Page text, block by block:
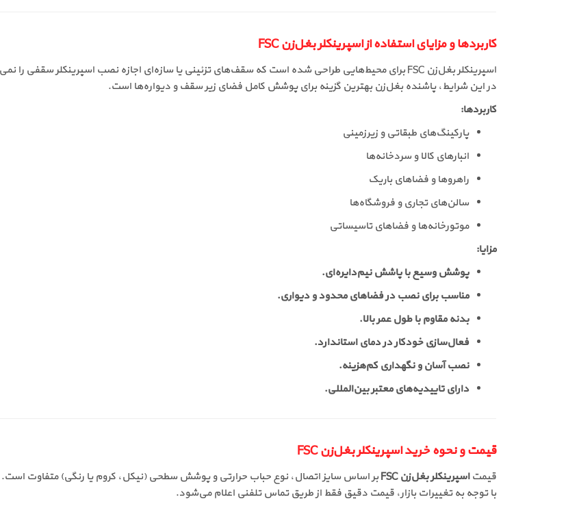
کاربردها و مزایای استفاده از اسپرینکلر بغل‌زن FSC
اسپرینکلر بغل‌زن FSC برای محیط‌هایی طراحی شده است که سقف‌های تزئینی یا سازه‌ای اجازه نصب اسپرینکلر سقفی را نمی‌دهند.
در این شرایط، پاشنده بغل‌زن بهترین گزینه برای پوشش کامل فضای زیر سقف و دیواره‌ها است.
کاربردها:
پارکینگ‌های طبقاتی و زیرزمینی
انبارهای کالا و سردخانه‌ها
راهروها و فضاهای باریک
سالن‌های تجاری و فروشگاه‌ها
موتورخانه‌ها و فضاهای تاسیساتی
مزایا:
پوشش وسیع با پاشش نیم‌دایره‌ای.
مناسب برای نصب در فضاهای محدود و دیواری.
بدنه مقاوم با طول عمر بالا.
فعال‌سازی خودکار در دمای استاندارد.
نصب آسان و نگهداری کم‌هزینه.
دارای تاییدیه‌های معتبر بین‌المللی.
قیمت و نحوه خرید اسپرینکلر بغل‌زن FSC
قیمتاسپرینکلر بغل‌زن FSC
بر اساس سایز اتصال، نوع حباب حرارتی و پوشش سطحی (نیکل، کروم یا رنگی) متفاوت است.
با توجه به تغییرات بازار، قیمت دقیق فقط از طریق تماس تلفنی اعلام می‌شود.